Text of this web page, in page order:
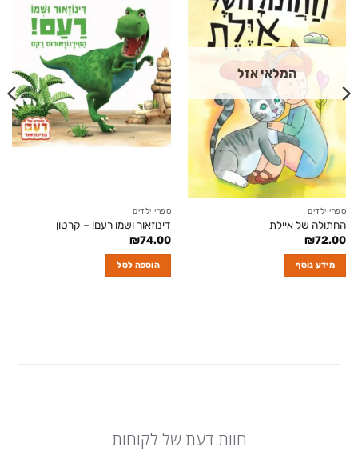
המלאי אזל
ספרי ילדים
החתולה של איילת
₪72.00
מידע נוסף
ספרי ילדים
דינוזאור ושמו רעם! – קרטון
₪74.00
הוספה לסל
חוות דעת של לקוחות